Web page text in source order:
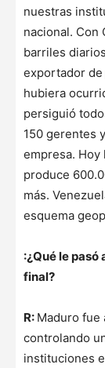
nuestras
nacional. Con
barriles
exportador de
hubiera
persiguió
150 gerentes
empresa. Hoy
produce
más.
esquema
:¿Qué le
final?
R: Maduro fue
controlando
instituciones